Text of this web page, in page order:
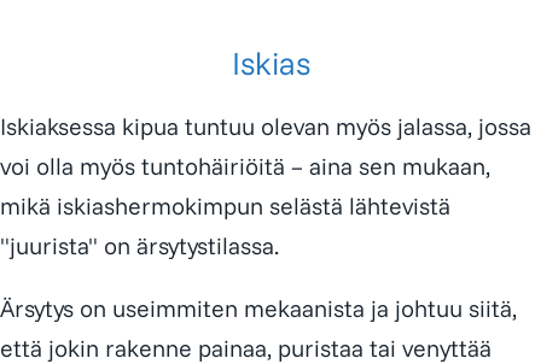
Iskias
Iskiaksessa kipua tuntuu olevan myös jalassa, jossa
voi olla myös tuntohäiriöitä – aina sen mukaan,
mikä iskiashermokimpun selästä lähtevistä
"juurista" on ärsytystilassa.
Ärsytys on useimmiten mekaanista ja johtuu siitä,
että jokin rakenne painaa, puristaa tai venyttää